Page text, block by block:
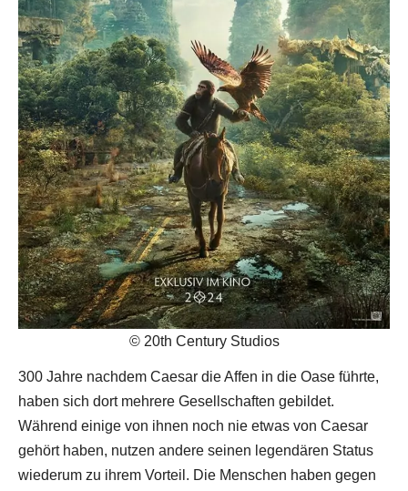
© 20th Century Studios
300 Jahre nachdem Caesar die Affen in die Oase führte,
haben sich dort mehrere Gesellschaften gebildet.
Während einige von ihnen noch nie etwas von Caesar
gehört haben, nutzen andere seinen legendären Status
wiederum zu ihrem Vorteil. Die Menschen haben gegen